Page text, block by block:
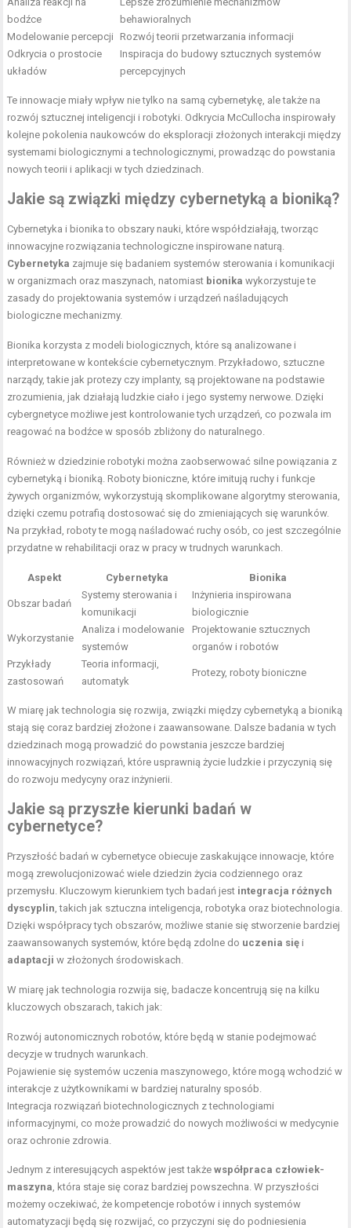
bodźce
behawioralnych
Modelowanie percepcji
Rozwój teorii przetwarzania informacji
Odkrycia o prostocie
układów
Inspiracja do budowy sztucznych systemów
percepcyjnych
Te innowacje miały wpływ nie tylko na samą cybernetykę, ale także na
rozwój sztucznej inteligencji i robotyki. Odkrycia McCullocha inspirowały
kolejne pokolenia naukowców do eksploracji złożonych interakcji między
systemami biologicznymi a technologicznymi, prowadząc do powstania
nowych teorii i aplikacji w tych dziedzinach.
Jakie są związki między cybernetyką a bioniką?
Cybernetyka i bionika to obszary nauki, które współdziałają, tworząc
innowacyjne rozwiązania technologiczne inspirowane naturą.
Cybernetyka zajmuje się badaniem systemów sterowania i komunikacji
w organizmach oraz maszynach, natomiast bionika wykorzystuje te
zasady do projektowania systemów i urządzeń naśladujących
biologiczne mechanizmy.
Bionika korzysta z modeli biologicznych, które są analizowane i
interpretowane w kontekście cybernetycznym. Przykładowo, sztuczne
narządy, takie jak protezy czy implanty, są projektowane na podstawie
zrozumienia, jak działają ludzkie ciało i jego systemy nerwowe. Dzięki
cybergnetyce możliwe jest kontrolowanie tych urządzeń, co pozwala im
reagować na bodźce w sposób zbliżony do naturalnego.
Również w dziedzinie robotyki można zaobserwować silne powiązania z
cybernetyką i bioniką. Roboty bioniczne, które imitują ruchy i funkcje
żywych organizmów, wykorzystują skomplikowane algorytmy sterowania,
dzięki czemu potrafią dostosować się do zmieniających się warunków.
Na przykład, roboty te mogą naśladować ruchy osób, co jest szczególnie
przydatne w rehabilitacji oraz w pracy w trudnych warunkach.
Aspekt Cybernetyka Bionika
Obszar badań
Systemy sterowania i
komunikacji
Inżynieria inspirowana
biologicznie
Wykorzystanie
Analiza i modelowanie
systemów
Projektowanie sztucznych
organów i robotów
Przykłady
zastosowań
Teoria informacji,
automatyk
Protezy, roboty bioniczne
W miarę jak technologia się rozwija, związki między cybernetyką a bioniką
stają się coraz bardziej złożone i zaawansowane. Dalsze badania w tych
dziedzinach mogą prowadzić do powstania jeszcze bardziej
innowacyjnych rozwiązań, które usprawnią życie ludzkie i przyczynią się
do rozwoju medycyny oraz inżynierii.
Jakie są przyszłe kierunki badań w
cybernetyce?
Przyszłość badań w cybernetyce obiecuje zaskakujące innowacje, które
mogą zrewolucjonizować wiele dziedzin życia codziennego oraz
przemysłu. Kluczowym kierunkiem tych badań jest integracja różnych
dyscyplin , takich jak sztuczna inteligencja, robotyka oraz biotechnologia.
Dzięki współpracy tych obszarów, możliwe stanie się stworzenie bardziej
zaawansowanych systemów, które będą zdolne do uczenia się i
adaptacji w złożonych środowiskach.
W miarę jak technologia rozwija się, badacze koncentrują się na kilku
kluczowych obszarach, takich jak:
Rozwój autonomicznych robotów, które będą w stanie podejmować
decyzje w trudnych warunkach.
Pojawienie się systemów uczenia maszynowego, które mogą wchodzić w
interakcje z użytkownikami w bardziej naturalny sposób.
Integracja rozwiązań biotechnologicznych z technologiami
informacyjnymi, co może prowadzić do nowych możliwości w medycynie
oraz ochronie zdrowia.
Jednym z interesujących aspektów jest takżewspółpraca człowiek-
maszyna , która staje się coraz bardziej powszechna. W przyszłości
możemy oczekiwać, że kompetencje robotów i innych systemów
automatyzacji będą się rozwijać, co przyczyni się do podniesienia